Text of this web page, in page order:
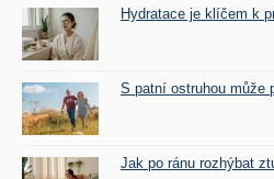
Hydratace je klíčem k
S patní ostruhou může
Jak po ránu rozhýbat